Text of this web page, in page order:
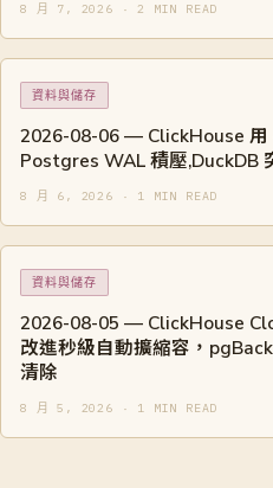
8 月 7, 2026 · 2 MIN READ
資料與儲存
2026-08-06 — ClickHouse 用
Postgres WAL 積壓,DuckDB
8 月 6, 2026 · 1 MIN READ
資料與儲存
2026-08-05 — ClickHouse
改進秒級自動擴縮容，
清除
8 月 5, 2026 · 1 MIN READ